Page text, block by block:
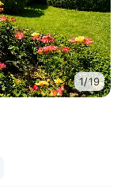
1/19